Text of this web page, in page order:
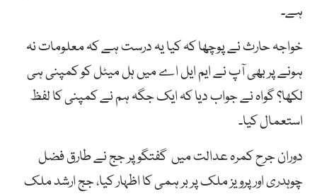
ہے۔
خواجہ حارث نے پوچھا کہ کیا یہ درست ہے کہ معلومات نہ
ہونے پر بھی آپ نے ایم ایل اے میں ہل میٹل کو کمپنی ہی
لکھا؟ گواہ نے جواب دیا کہ ایک جگہ ہم نے کمپنی کا لفظ
استعمال کیا۔
دوران جرح کمرہ عدالت میں گفتگو پر جج نے طارق فضل
چوہدری اور پرویز ملک پر بر ہمی کا اظہار کیا، جج ارشد ملک